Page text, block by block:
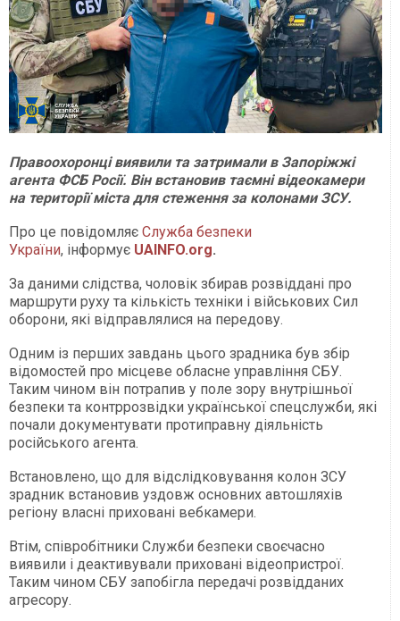
Правоохоронці виявили та затримали в Запоріжжі
агента ФСБ Росії. Він встановив таємні відеокамери
на території міста для стеження за колонами ЗСУ.
Про це повідомляє Служба безпеки
України, інформує UAINFO.org.
За даними слідства, чоловік збирав розвіддані про
маршрути руху та кількість техніки і військових Сил
оборони, які відправлялися на передову.
Одним із перших завдань цього зрадника був збір
відомостей про місцеве обласне управління СБУ.
Таким чином він потрапив у поле зору внутрішньої
безпеки та контррозвідки української спецслужби, які
почали документувати протиправну діяльність
російського агента.
Встановлено, що для відслідковування колон ЗСУ
зрадник встановив уздовж основних автошляхів
регіону власні приховані вебкамери.
Втім, співробітники Служби безпеки своєчасно
виявили і деактивували приховані відеопристрої.
Таким чином СБУ запобігла передачі розвідданих
агресору.